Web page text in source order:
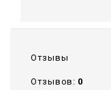
Отзывы
Отзывов: 0